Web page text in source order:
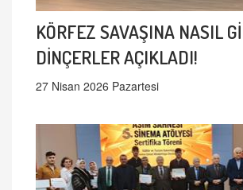
KÖRFEZ SAVAŞINA NASIL
DİNÇERLER AÇIKLADI!
27 Nisan 2026 Pazartesi